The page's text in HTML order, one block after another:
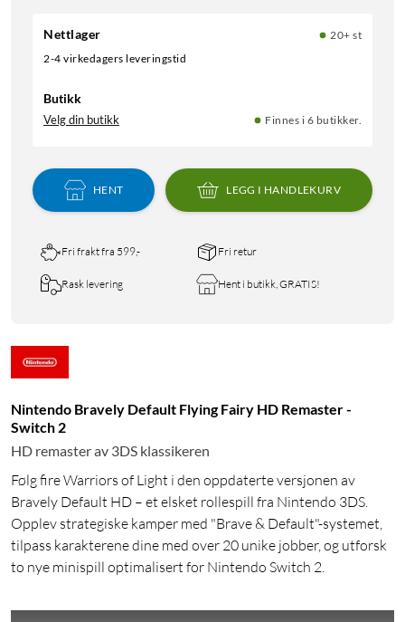
Nettlager
20+ st
2-4 virkedagers leveringstid
Butikk
Velg din butikk Finnes i 6 butikker.
HENT LEGG I HANDLEKURV
Fri frakt fra 599,- Fri retur
Rask levering Hent i butikk, GRATIS!
Nintendo Bravely Default Flying Fairy HD Remaster -
Switch 2
HD remaster av 3DS klassikeren
Følg fire Warriors of Light i den oppdaterte versjonen av
Bravely Default HD – et elsket rollespill fra Nintendo 3DS.
Opplev strategiske kamper med "Brave & Default"-systemet,
tilpass karakterene dine med over 20 unike jobber, og utforsk
to nye minispill optimalisert for Nintendo Switch 2.